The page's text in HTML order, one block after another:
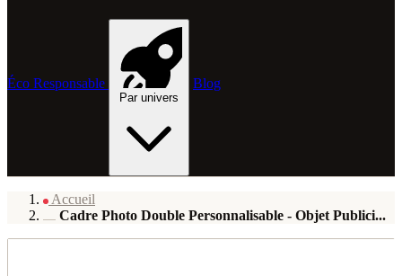
Éco Responsable
Par univers
Blog
Accueil
Cadre Photo Double Personnalisable - Objet Publici...